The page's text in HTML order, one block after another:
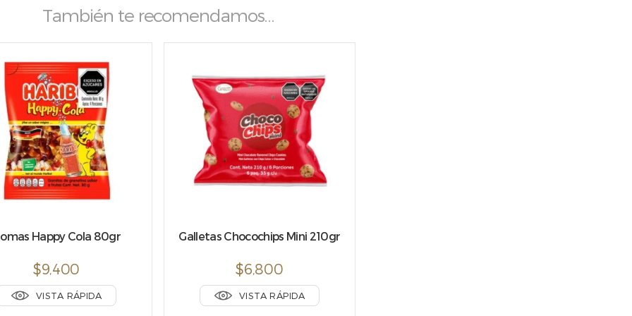
También te recomendamos…
Happy Cola 80gr
$9,400
VISTA RÁPIDA
Galletas Chocochips Mini 210gr
$6,800
VISTA RÁPIDA